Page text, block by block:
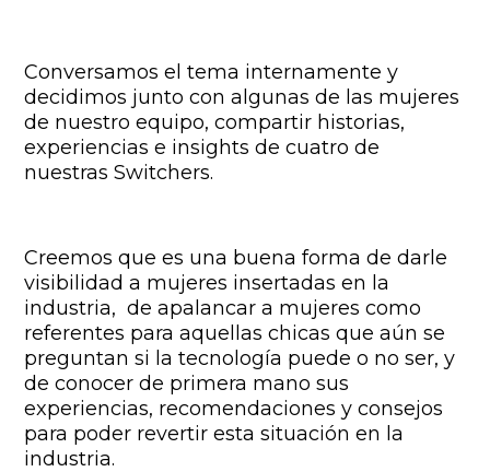
Conversamos el tema internamente y
decidimos junto con algunas de las mujeres
de nuestro equipo, compartir historias,
experiencias e insights de cuatro de
nuestras Switchers.
Creemos que es una buena forma de darle
visibilidad a mujeres insertadas en la
industria, de apalancar a mujeres como
referentes para aquellas chicas que aún se
preguntan si la tecnología puede o no ser, y
de conocer de primera mano sus
experiencias, recomendaciones y consejos
para poder revertir esta situación en la
industria.